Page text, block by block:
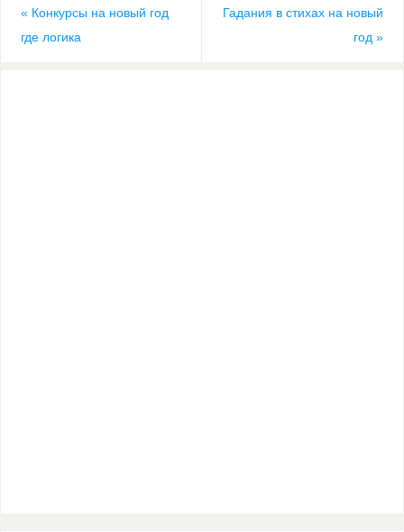
« Конкурсы на новый год
где логика
Гадания в стихах на новый
год»